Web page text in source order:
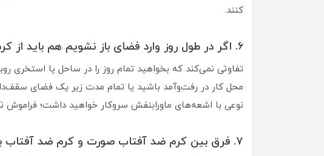
کنند.
۶. اگر در طول روز وارد فضای باز نشویم هم باید از کرم ضد آفتاب استفاده کرد؟
تفاوتی نمی‌کند که بخواهید تمام روز را در ساحل یا استخری
محل کار در رفت‌وآمد باشید یا تمام مدت زیر یک فضای
نوعی با اشعه‌های ماورابنفش سروکار خواهید داشت؛ فراموش
۷. فرق بین کرم ضد آفتاب صورت و کرم ضد آفتاب بدن چیست؟